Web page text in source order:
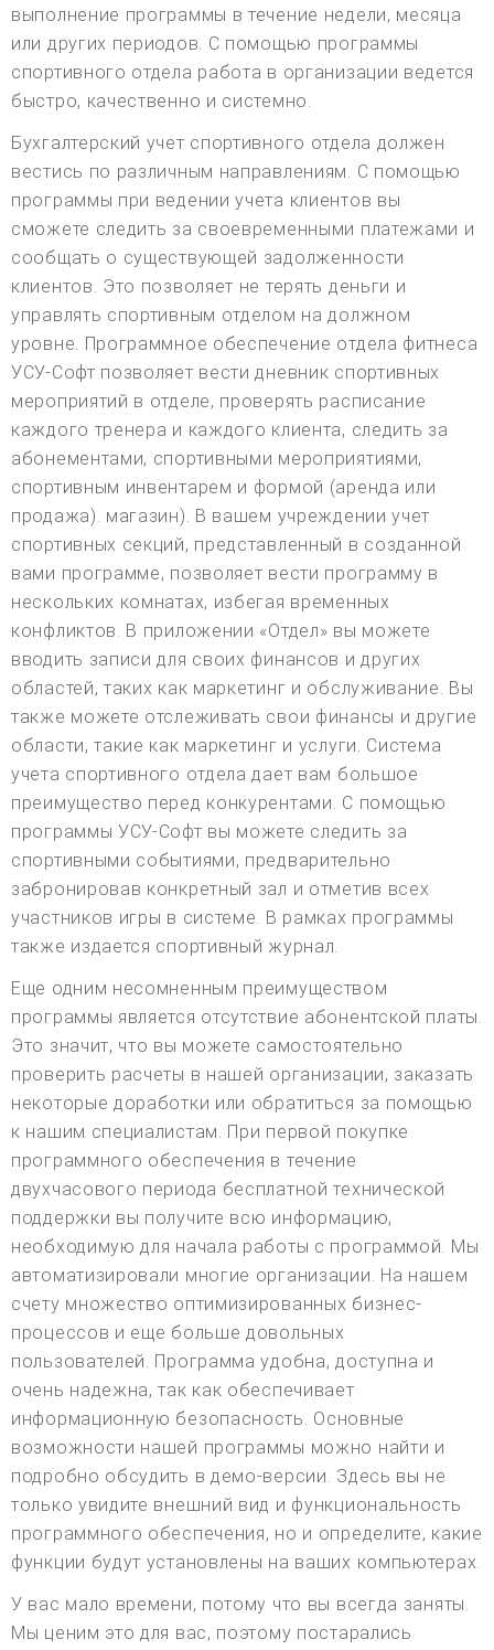
выполнение программы в течение недели, месяца
или других периодов. С помощью программы
спортивного отдела работа в организации ведется
быстро, качественно и системно.
Бухгалтерский учет спортивного отдела должен
вестись по различным направлениям. С помощью
программы при ведении учета клиентов вы
сможете следить за своевременными платежами и
сообщать о существующей задолженности
клиентов. Это позволяет не терять деньги и
управлять спортивным отделом на должном
уровне. Программное обеспечение отдела фитнеса
УСУ-Софт позволяет вести дневник спортивных
мероприятий в отделе, проверять расписание
каждого тренера и каждого клиента, следить за
абонементами, спортивными мероприятиями,
спортивным инвентарем и формой (аренда или
продажа). магазин). В вашем учреждении учет
спортивных секций, представленный в созданной
вами программе, позволяет вести программу в
нескольких комнатах, избегая временных
конфликтов. В приложении «Отдел» вы можете
вводить записи для своих финансов и других
областей, таких как маркетинг и обслуживание. Вы
также можете отслеживать свои финансы и другие
области, такие как маркетинг и услуги. Система
учета спортивного отдела дает вам большое
преимущество перед конкурентами. С помощью
программы УСУ-Софт вы можете следить за
спортивными событиями, предварительно
забронировав конкретный зал и отметив всех
участников игры в системе. В рамках программы
также издается спортивный журнал.
Еще одним несомненным преимуществом
программы является отсутствие абонентской платы.
Это значит, что вы можете самостоятельно
проверить расчеты в нашей организации, заказать
некоторые доработки или обратиться за помощью
к нашим специалистам. При первой покупке
программного обеспечения в течение
двухчасового периода бесплатной технической
поддержки вы получите всю информацию,
необходимую для начала работы с программой. Мы
автоматизировали многие организации. На нашем
счету множество оптимизированных бизнес-
процессов и еще больше довольных
пользователей. Программа удобна, доступна и
очень надежна, так как обеспечивает
информационную безопасность. Основные
возможности нашей программы можно найти и
подробно обсудить в демо-версии. Здесь вы не
только увидите внешний вид и функциональность
программного обеспечения, но и определите, какие
функции будут установлены на ваших компьютерах.
У вас мало времени, потому что вы всегда заняты.
Мы ценим это для вас, поэтому постарались